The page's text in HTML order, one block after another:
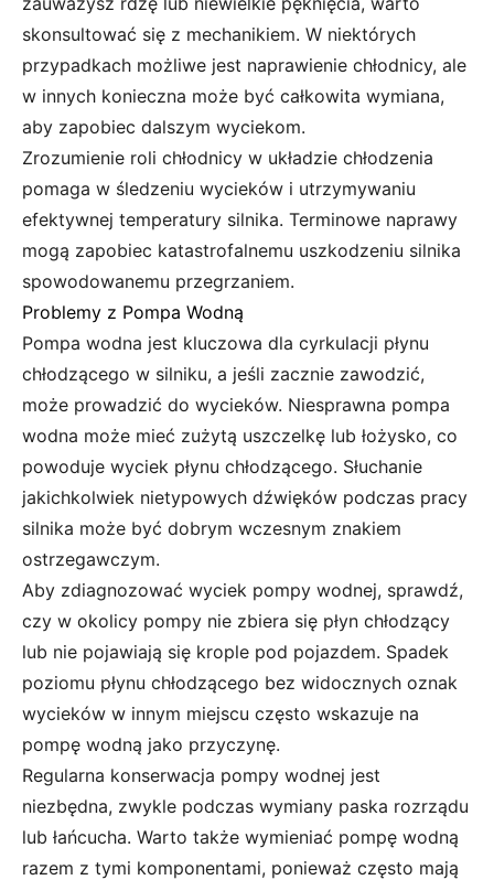
skonsultować się z mechanikiem. W niektórych
przypadkach możliwe jest naprawienie chłodnicy, ale
w innych konieczna może być całkowita wymiana,
aby zapobiec dalszym wyciekom.
Zrozumienie roli chłodnicy w układzie chłodzenia
pomaga w śledzeniu wycieków i utrzymywaniu
efektywnej temperatury silnika. Terminowe naprawy
mogą zapobiec katastrofalnemu uszkodzeniu silnika
spowodowanemu przegrzaniem.
Problemy z Pompa Wodną
Pompa wodna jest kluczowa dla cyrkulacji płynu
chłodzącego w silniku, a jeśli zacznie zawodzić,
może prowadzić do wycieków. Niesprawna pompa
wodna może mieć zużytą uszczelkę lub łożysko, co
powoduje wyciek płynu chłodzącego. Słuchanie
jakichkolwiek nietypowych dźwięków podczas pracy
silnika może być dobrym wczesnym znakiem
ostrzegawczym.
Aby zdiagnozować wyciek pompy wodnej, sprawdź,
czy w okolicy pompy nie zbiera się płyn chłodzący
lub nie pojawiają się krople pod pojazdem. Spadek
poziomu płynu chłodzącego bez widocznych oznak
wycieków w innym miejscu często wskazuje na
pompę wodną jako przyczynę.
Regularna konserwacja pompy wodnej jest
niezbędna, zwykle podczas wymiany paska rozrządu
lub łańcucha. Warto także wymieniać pompę wodną
razem z tymi komponentami, ponieważ często mają